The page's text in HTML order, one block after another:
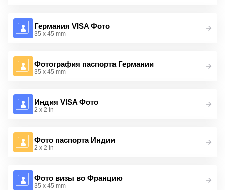
Германия VISA Фото
35 x 45 mm
Фотография паспорта Германии
35 x 45 mm
Индия VISA Фото
2 x 2 in
Фото паспорта Индии
2 x 2 in
Фото визы во Францию
35 x 45 mm